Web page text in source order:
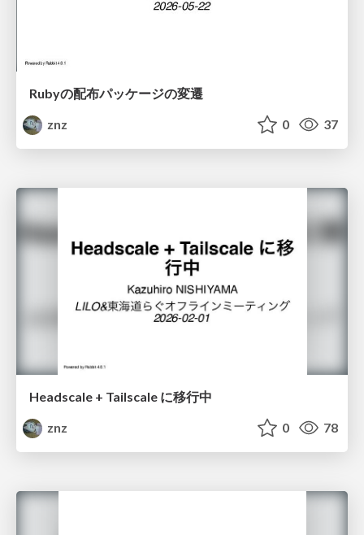
Rubyの配布パッケージの変遷
znz
0 37
Headscale + Tailscale に移行中
znz
0 78